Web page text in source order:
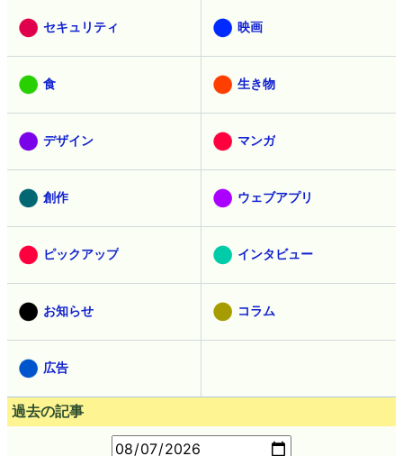
セキュリティ 映画
食 生き物
デザイン マンガ
創作 ウェブアプリ
ピックアップ インタビュー
お知らせ コラム
広告
過去の記事